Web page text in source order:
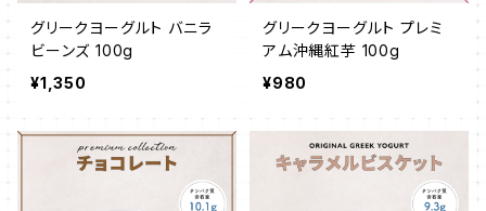
グリークヨーグルト バニラ
ビーンズ 100g
¥1,350
グリークヨーグルト プレミ
アム沖縄紅芋 100g
¥980